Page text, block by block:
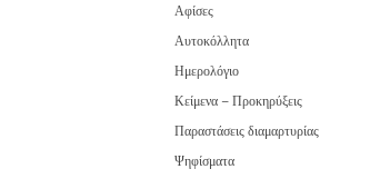
Αφίσες
Αυτοκόλλητα
Ημερολόγιο
Κείμενα – Προκηρύξεις
Παραστάσεις διαμαρτυρίας
Ψηφίσματα